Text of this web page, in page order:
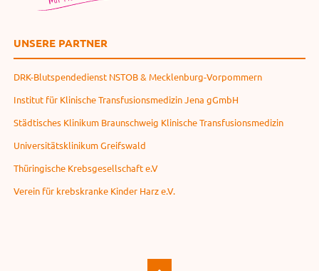
UNSERE PARTNER
DRK-Blutspendedienst NSTOB & Mecklenburg-Vorpommern
Institut für Klinische Transfusionsmedizin Jena gGmbH
Städtisches Klinikum Braunschweig Klinische Transfusionsmedizin
Universitätsklinikum Greifswald
Thüringische Krebsgesellschaft e.V
Verein für krebskranke Kinder Harz e.V.